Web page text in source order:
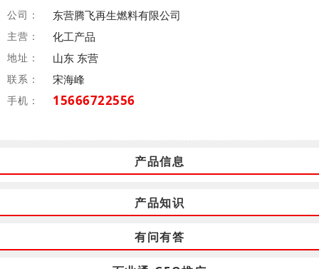
公司： 东营腾飞再生燃料有限公司
主营： 化工产品
地址： 山东 东营
联系： 宋海峰
手机： 15666722556
产品信息
产品知识
有问有答